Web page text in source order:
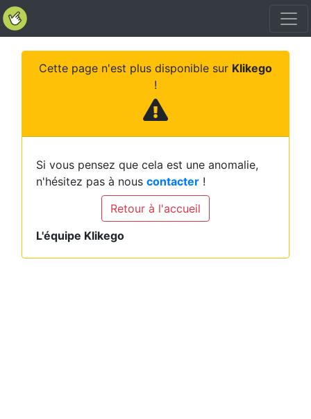
Cette page n'est plus disponible sur Klikego
!
Si vous pensez que cela est une anomalie,
n'hésitez pas à nous contacter !
Retour à l'accueil
L'équipe Klikego